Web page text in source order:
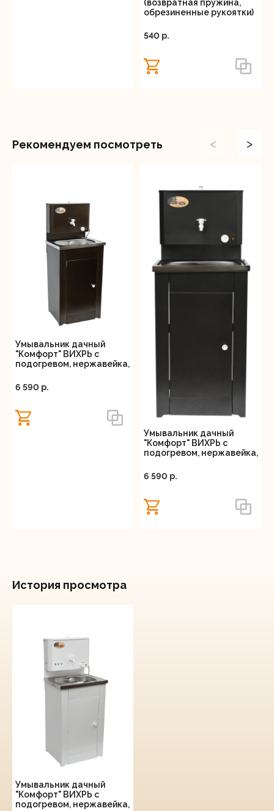
(возвратная пружина,
обрезиненные рукоятки)
540 p.
Рекомендуем посмотреть < >
Умывальник дачный
"Комфорт" ВИХРЬ с
подогревом, нержавейка,
6 590 p.
Умывальник дачный
"Комфорт" ВИХРЬ с
подогревом, нержавейка,
6 590 p.
История просмотра
Умывальник дачный
"Комфорт" ВИХРЬ с
подогревом, нержавейка,